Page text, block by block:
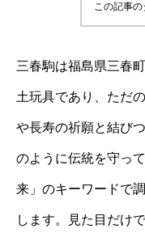
この記事
三春駒は福島県三春
土玩具であり、ただ
や長寿の祈願と結び
のように伝統を守っ
来」のキーワードで
します。見た目だけ